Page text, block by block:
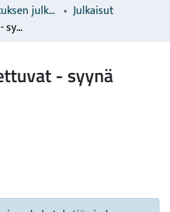
Luonnonvarakeskuksen julkaisut
Julkaisut
Omenapuut ruskettuvat - syynä hedelmäpunkki
- syynä